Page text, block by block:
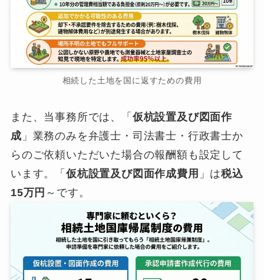
相続した土地を国に返すための費用
また、当事務所では、「 仮杭設置及び図面作
成 」業務のみを弁護士・司法書士・行政書士か
らのご依頼いただいた場合の報酬額も設定して
います。「 仮杭設置及び図面作成費用 」は税込
15万円 ～です。